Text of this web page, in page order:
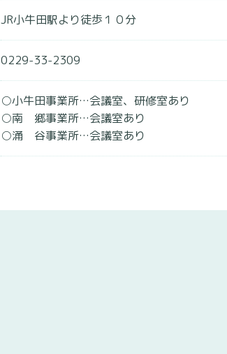
JR小牛田駅より徒歩１０分
0229-33-2309
○小牛田事業所…会議室、研修室あり
○南 郷事業所…会議室あり
○涌 谷事業所…会議室あり